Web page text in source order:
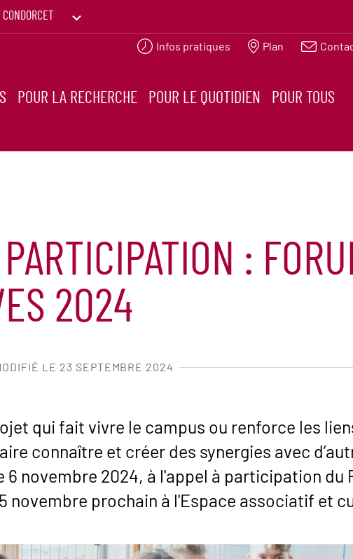
PRINTEMPS DES HUMANITÉS
Infos pratiques Plan
POUR LA RECHERCHE POUR LE QUOTIDIEN POUR TOUS
:
2024
LE 23 SEPTEMBRE 2024
qui fait vivre le campus ou renforce les
connaître et créer des synergies avec
6 novembre 2024, à l'appel à participation
novembre prochain à l'Espace associatif et